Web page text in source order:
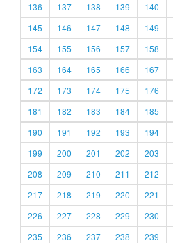
136
137 138 139 140
145
146 147 148 149
154
155 156 157 158
163
164 165 166 167
172
173 174 175 176
181
182 183 184 185
190
191 192 193 194
199
200 201 202 203
208
209 210 211 212
217
218 219 220 221
226
227 228 229 230
235
236 237 238 239